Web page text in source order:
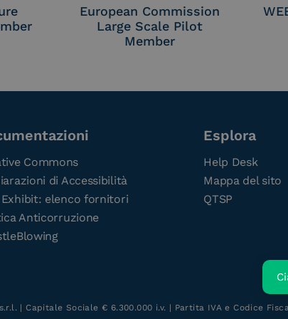
European Commission
Large Scale Pilot
Member
Commons
di Accessibilità
Exhibit: elenco fornitori
Anticorruzione
Esplora
Help Desk
Mappa del sito
QTSP
| Capitale Sociale € 6.300.000 i.v. | Partita IVA e Codice